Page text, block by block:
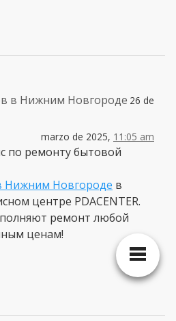
в Нижним Новгороде 26 de
marzo de 2025, 11:05 am
по ремонту бытовой
Нижним Новгороде в
центре PDACENTER.
ремонт любой
ценам!